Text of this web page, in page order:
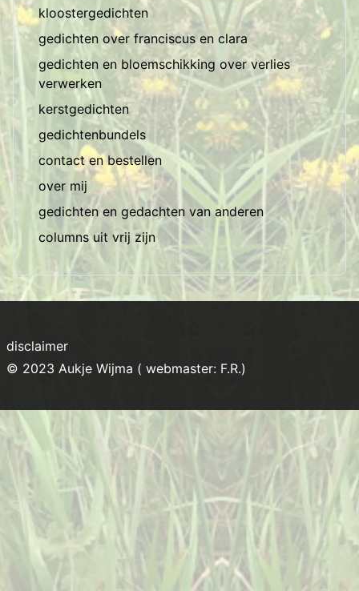
kloostergedichten
gedichten over franciscus en clara
gedichten en bloemschikking over verlies
verwerken
kerstgedichten
gedichtenbundels
contact en bestellen
over mij
gedichten en gedachten van anderen
columns uit vrij zijn
disclaimer
© 2023 Aukje Wijma ( webmaster: F.R.)